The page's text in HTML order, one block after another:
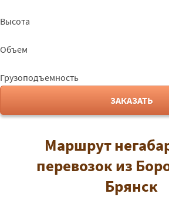
Высота
Объем
Грузоподъемность
ЗАКАЗАТЬ
Маршрут
перевозок из
Брянск